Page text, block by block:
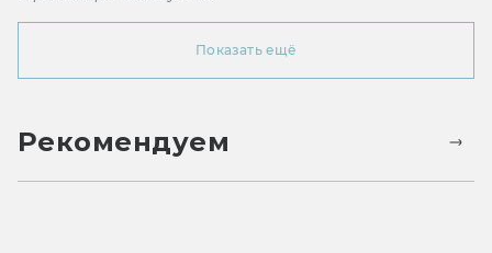
Показать ещё
Рекомендуем